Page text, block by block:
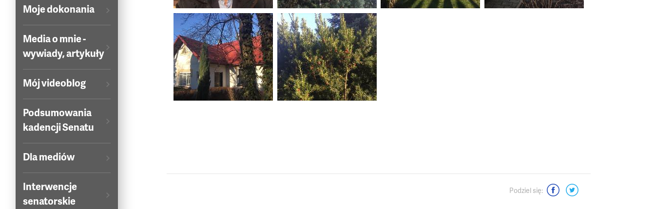
Moje dokonania
Media o mnie -
wywiady, artykuły
Mój videoblog
Podsumowania
kadencji Senatu
Dla mediów
Interwencje
senatorskie
Podziel się: